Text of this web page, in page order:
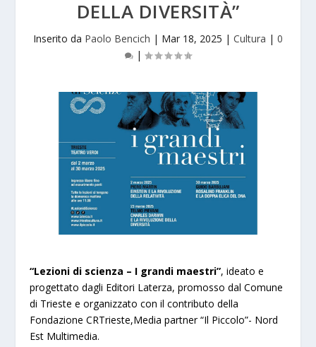
DELLA DIVERSITÀ”
Inserito da Paolo Bencich | Mar 18, 2025 | Cultura | 0
|
“Lezioni di scienza – I grandi maestri”, ideato e
progettato dagli Editori Laterza, promosso dal Comune
di Trieste e organizzato con il contributo della
Fondazione CRTrieste,Media partner “Il Piccolo”- Nord
Est Multimedia.